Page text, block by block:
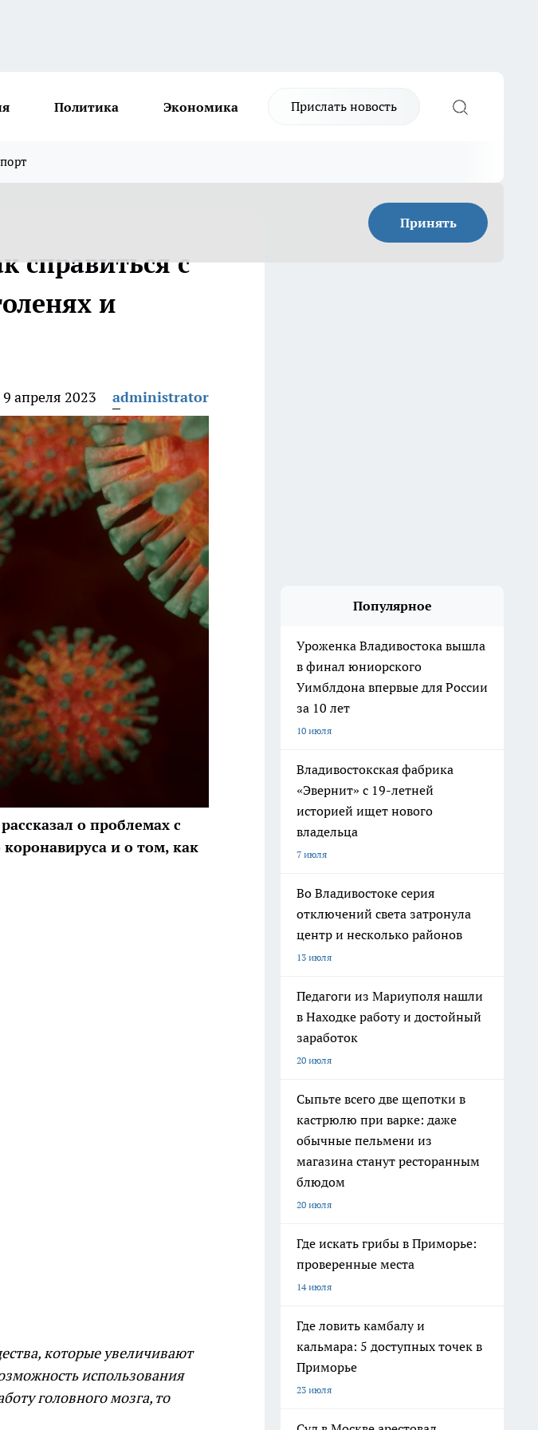
Политика Экономика Прислать новость
Принять
справиться с
и
9 апреля 2023 administrator
о проблемах с
и о том, как
которые увеличивают
использования
головного мозга, то
Популярное
Уроженка Владивостока вышла
в финал юниорского
Уимблдона впервые для России
за 10 лет
10 июля
Владивостокская фабрика
«Эвернит» с 19-летней
историей ищет нового
владельца
7 июля
Во Владивостоке серия
отключений света затронула
центр и несколько районов
13 июля
Педагоги из Мариуполя нашли
в Находке работу и достойный
заработок
20 июля
Сыпьте всего две щепотки в
кастрюлю при варке: даже
обычные пельмени из
магазина станут ресторанным
блюдом
20 июля
Где искать грибы в Приморье:
проверенные места
14 июля
Где ловить камбалу и
кальмара: 5 доступных точек в
Приморье
23 июля